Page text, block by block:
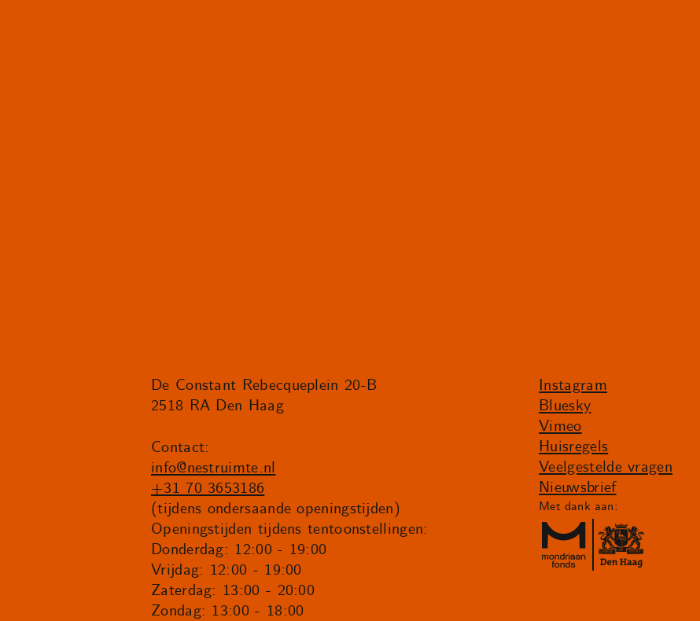
De Constant Rebecqueplein 20-B
2518 RA Den Haag
Contact:
info@nestruimte.nl
+31 70 3653186
(tijdens ondersaande openingstijden)
Openingstijden tijdens tentoonstellingen:
Donderdag: 12:00 - 19:00
Vrijdag: 12:00 - 19:00
Zaterdag: 13:00 - 20:00
Zondag: 13:00 - 18:00
Instagram
Bluesky
Vimeo
Huisregels
Veelgestelde vragen
Nieuwsbrief
Met dank aan: